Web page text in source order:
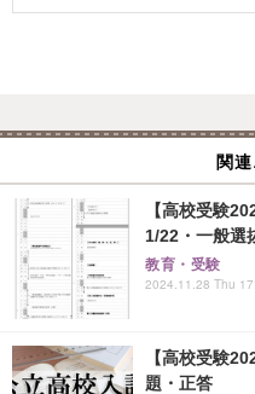
関連
【高校受験
1/22・一般選
教育・受験
2024.11.28 Thu
【高校受験
題・正答